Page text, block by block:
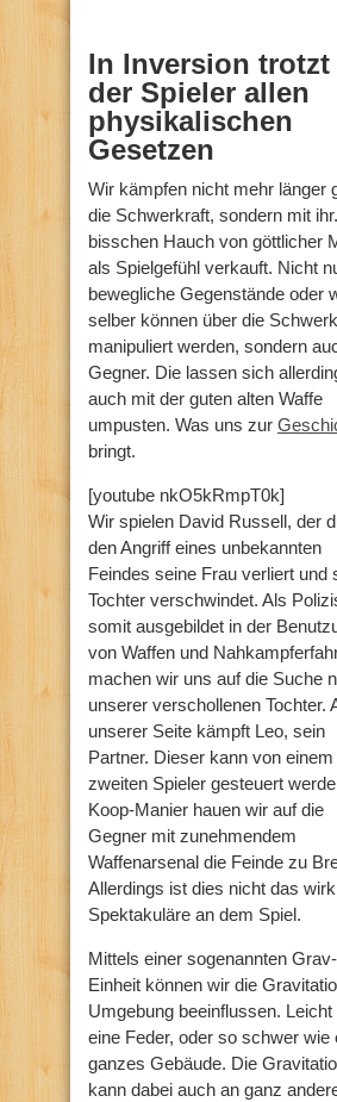
In Inversion trotzt
der Spieler allen
physikalischen
Gesetzen
Wir kämpfen nicht mehr länger
die Schwerkraft, sondern mit
bisschen Hauch von göttlicher
als Spielgefühl verkauft. Nicht
bewegliche Gegenstände oder
selber können über die
manipuliert werden, sondern
Gegner. Die lassen sich
auch mit der guten alten Waffe
umpusten. Was uns zur
bringt.
[youtube nkO5kRmpT0k]
Wir spielen David Russell, der
den Angriff eines unbekannten
Feindes seine Frau verliert und
Tochter verschwindet. Als
somit ausgebildet in der
von Waffen und
machen wir uns auf die Suche
unserer verschollenen Tochter.
unserer Seite kämpft Leo, sein
Partner. Dieser kann von einem
zweiten Spieler gesteuert
Koop-Manier hauen wir auf die
Gegner mit zunehmendem
Waffenarsenal die Feinde zu
Allerdings ist dies nicht das
Spektakuläre an dem Spiel.
Mittels einer sogenannten
Einheit können wir die
Umgebung beeinflussen. Leicht
eine Feder, oder so schwer wie
ganzes Gebäude. Die
kann dabei auch an ganz